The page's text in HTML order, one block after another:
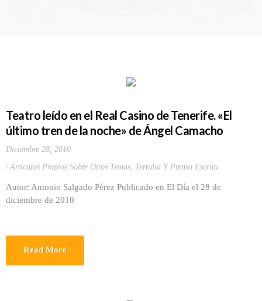
Teatro leído en el Real Casino de Tenerife. «El
último tren de la noche» de Ángel Camacho
Diciembre 28, 2010
Artículos Propios Sobre Otros Temas, Tertulia Y Prensa Escrita
Autor: Antonio Salgado Pérez Publicado en El Día el 28 de
diciembre de 2010
Read More